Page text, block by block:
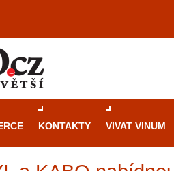
KONTAKTY VIVAT VINUM